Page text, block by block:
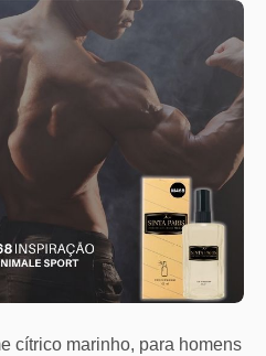
Clique para ampliar
cítrico marinho, para homens